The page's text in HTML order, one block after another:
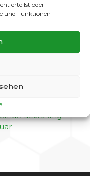
erteilst oder
und Funktionen
Wunsch
Pflichtspiele
bis
Februar 2026
im Sinne der
Spiele
Absetzung